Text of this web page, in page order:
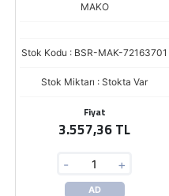
MAKO
Stok Kodu : BSR-MAK-72163701
Stok Miktarı : Stokta Var
Fiyat
3.557,36 TL
- +
AD